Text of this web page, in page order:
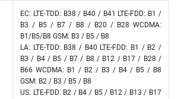
ЕС: LTE-TDD: B38 / B40 / B41 LTE-FDD: B1 /
B3 / B5 / B7 / B8 / B20 / B28 WCDMA:
B1/B5/B8 GSM: B3 / B5 / B8
LA: LTE-TDD: B38 / B40 LTE-FDD: B1 / B2 /
B3 / B4 / B5 / B7 / B8 / B12 / B17 / B28 /
B66 WCDMA: B1 / B2 / B3 / B4 / B5 / B8
GSM: B2 / B3 / B5 / B8
US: LTE-FDD: B2 / B4 / B5 / B12 / B13 / B17